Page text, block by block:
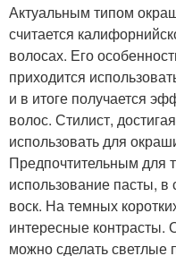
Актуальным типом
считается
волосах. Его
приходится
и в итоге получается
волос. Стилист,
использовать для
Предпочтительным для
использование пасты, в
воск. На темных
интересные контрасты.
можно сделать светлые